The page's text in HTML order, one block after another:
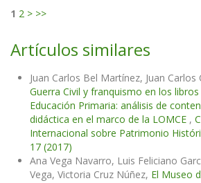
1 2 > >>
Artículos similares
Juan Carlos Bel Martínez, Juan
Guerra Civil y franquismo en los
Educación Primaria: análisis de
didáctica en el marco de la LOMCE ,
Internacional sobre Patrimonio
17 (2017)
Ana Vega Navarro, Luis Feliciano
Vega, Victoria Cruz Núñez, El Museo